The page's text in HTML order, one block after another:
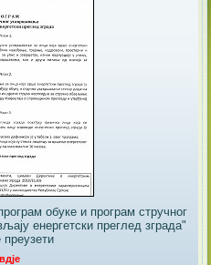
обуке и програм стручног
енергетски преглед зграда"